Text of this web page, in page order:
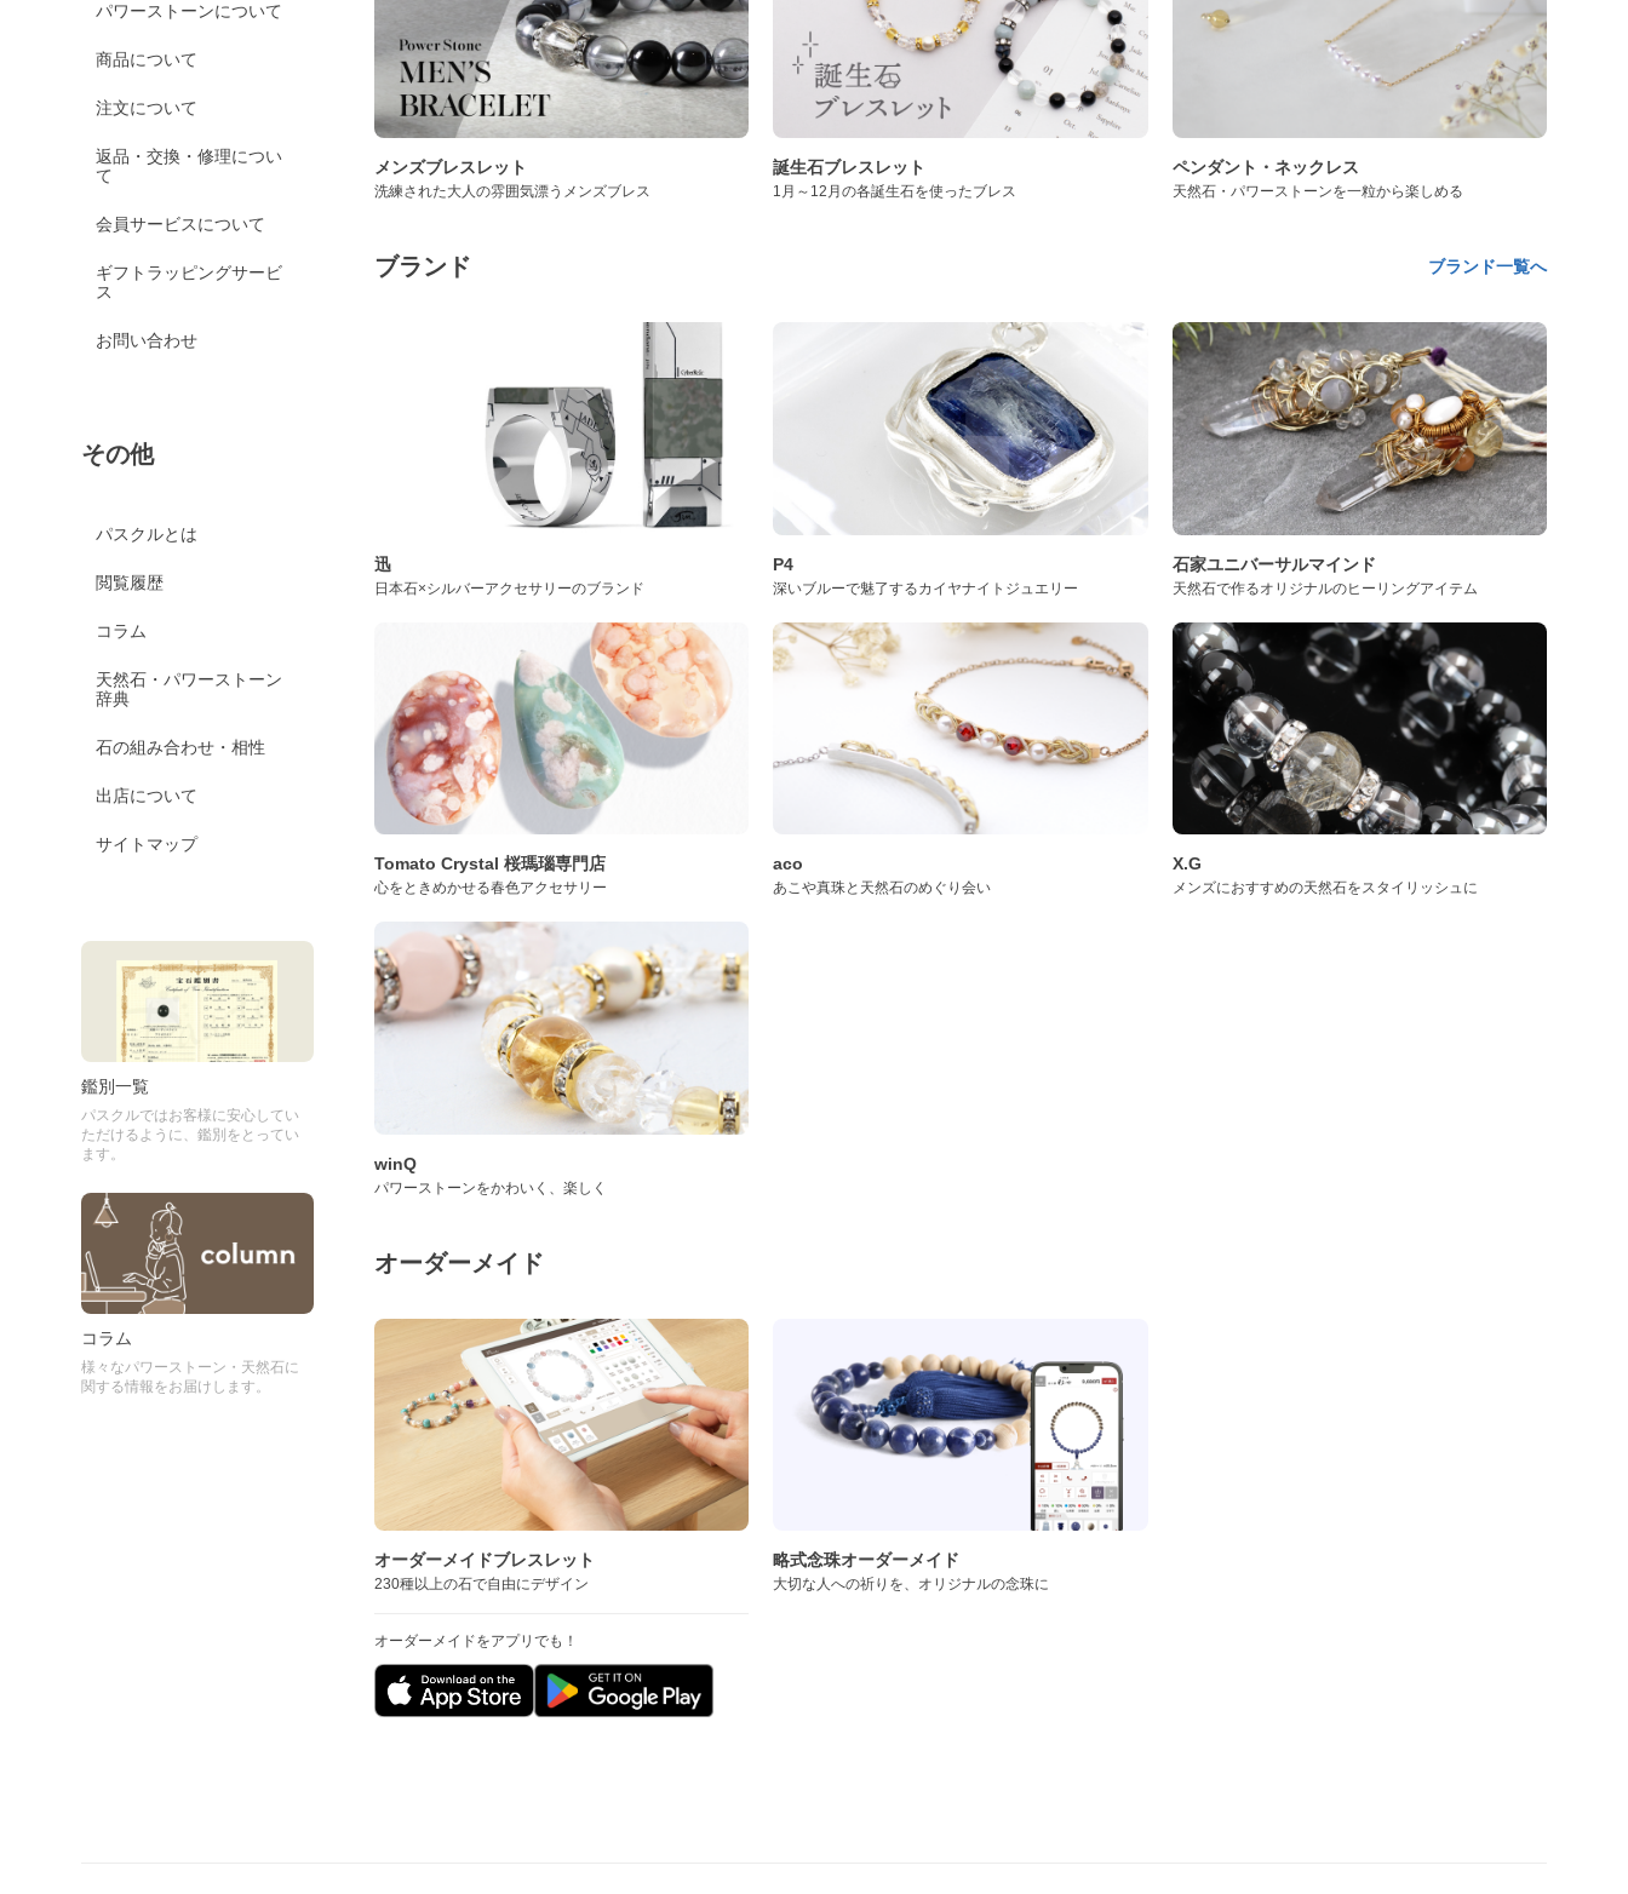
パワーストーンについて
商品について
注文について
返品・交換・修理につい
て
会員サービスについて
ギフトラッピングサービ
ス
お問い合わせ
その他
パスクルとは
閲覧履歴
コラム
天然石・パワーストーン
辞典
石の組み合わせ・相性
出店について
サイトマップ
鑑別一覧
パスクルではお客様に安心してい
ただけるように、鑑別をとってい
ます。
コラム
様々なパワーストーン・天然石に
関する情報をお届けします。
メンズブレスレット
洗練された大人の雰囲気漂うメンズブレス
誕生石ブレスレット
1月～12月の各誕生石を使ったブレス
ペンダント・ネックレス
天然石・パワーストーンを一粒から楽しめる
ブランド ブランド一覧へ
迅
日本石×シルバーアクセサリーのブランド
P4
深いブルーで魅了するカイヤナイトジュエリー
石家ユニバーサルマインド
天然石で作るオリジナルのヒーリングアイテム
Tomato Crystal 桜瑪瑙専門店
心をときめかせる春色アクセサリー
aco
あこや真珠と天然石のめぐり会い
X.G
メンズにおすすめの天然石をスタイリッシュに
winQ
パワーストーンをかわいく、楽しく
オーダーメイド
オーダーメイドブレスレット
230種以上の石で自由にデザイン
オーダーメイドをアプリでも！
略式念珠オーダーメイド
大切な人への祈りを、オリジナルの念珠に